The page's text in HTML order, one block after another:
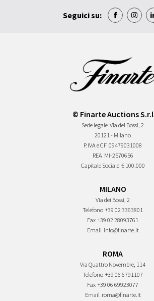
Seguici su:
© Finarte Auctions S.r.l
Sede legale Via dei Bossi, 2
20121 - Milano
P.IVA e CF 09479031008
REA MI-2570656
Capitale Sociale € 100.000
MILANO
Via dei Bossi, 2
Telefono +39 02 3363801
Fax +39 02 28093761
Email info@finarte.it
ROMA
Via Quattro Novembre, 114
Telefono +39 06 6791107
Fax +39 06 69923077
Email roma@finarte.it